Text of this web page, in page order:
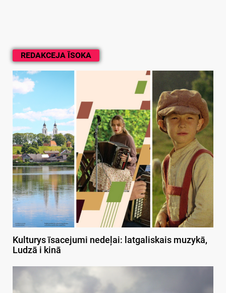
REDAKCEJA ĪSOKA
Kulturys īsacejumi nedeļai: latgaliskais muzykā,
Ludzā i kinā